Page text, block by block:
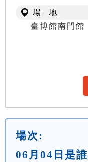
場 地
臺博館南門館
場次:
06月04日是